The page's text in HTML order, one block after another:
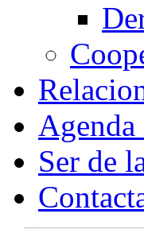
Agenda
Ser de